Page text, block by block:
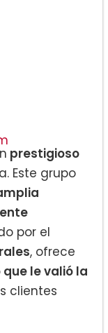
prestigioso
Este grupo
por el
, ofrece
le valió la
clientes